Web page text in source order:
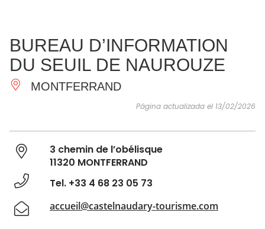
IMPRESCINDIBLES
HACER
INSPIRACIONES
BUREAU D’INFORMATION
DU SEUIL DE NAUROUZE
MONTFERRAND
Página actualizada el 13/02/2026
3 chemin de l’obélisque
11320 MONTFERRAND
Tel. +33 4 68 23 05 73
accueil@castelnaudary-tourisme.com